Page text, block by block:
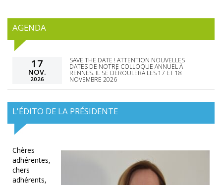
AGENDA
17
NOV.
2026
SAVE THE DATE ! ATTENTION NOUVELLES
DATES DE NOTRE COLLOQUE ANNUEL À
RENNES. IL SE DÉROULERA LES 17 ET 18
NOVEMBRE 2026
L'ÉDITO DE LA PRÉSIDENTE
Chères
adhérentes,
chers
adhérents,